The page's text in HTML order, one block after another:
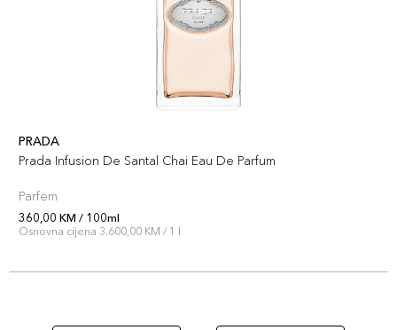
PRADA
Prada Infusion De Santal Chai Eau De Parfum
Parfem
360,00 KM / 100ml
Osnovna cijena 3.600,00 KM / 1 l